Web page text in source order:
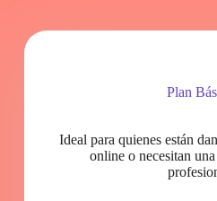
Plan
Ideal para quienes están
online o necesitan